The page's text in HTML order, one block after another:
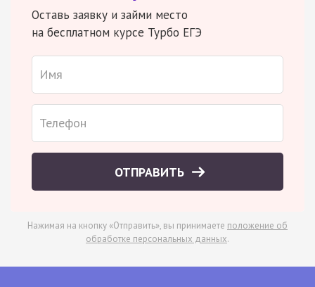
Оставь заявку и займи место
на бесплатном курсе Турбо ЕГЭ
ОТПРАВИТЬ
Нажимая на кнопку «Отправить», вы принимаете положение об
обработке персональных данных.